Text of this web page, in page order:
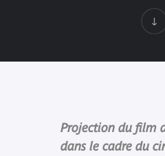
Projection du film
dans le cadre du